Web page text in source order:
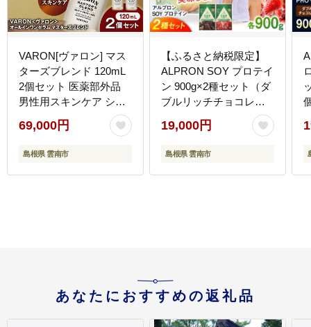
VARON[ヴァロン] マス
ターズブレンド 120mL
2個セット 医薬部外品
男性用スキンケア シミ
予防(※)・シワ改善オー
ルインワンセラム 島根
県雲南市/サントリーウ
[AIDJ011]
69,000円
島根県 雲南市
【ふるさと納税限定】
ALPRON SOY プロテイ
ン 900g×2種セット（ダ
ブルリッチチョコレー
ト風味・ストロベリー
風味）ソイ 筋トレ 健康
セット 島根県雲南市/株
[AIAL118]
19,000円
島根県 雲南市
あなたにおすすめの返礼品